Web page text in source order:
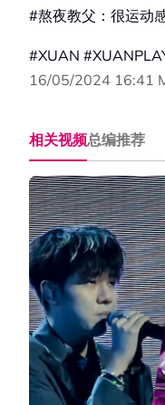
#熬夜教父：很运动
#XUAN
16/05/2024 16:41
相关视频总编推荐